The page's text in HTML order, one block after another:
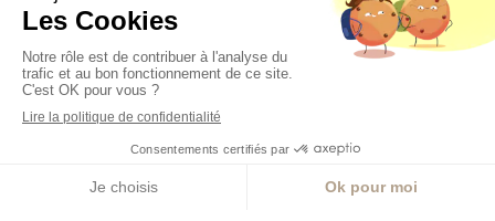
Prendre RDV
Création et référencement du site par Simplébo